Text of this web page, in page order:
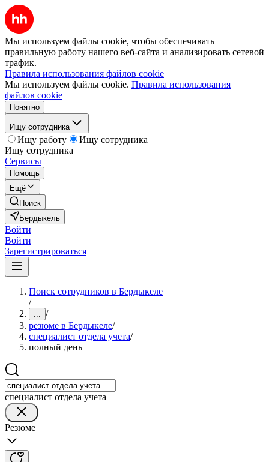
Мы используем файлы cookie, чтобы обеспечивать
правильную работу нашего веб-сайта и анализировать сетевой
трафик.
Правила использования файлов cookie
Мы используем файлы cookie. Правила использования
файлов cookie
Понятно
Ищу сотрудника
Ищу работу
Ищу сотрудника
Ищу сотрудника
Сервисы
Помощь
Ещё
Поиск
Бердыкель
Войти
Войти
Зарегистрироваться
Поиск сотрудников в Бердыкеле
/
... /
резюме в Бердыкеле/
специалист отдела учета/
полный день
специалист отдела учета
Резюме